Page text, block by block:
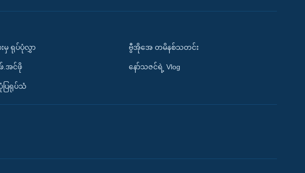
းမှ ရုပ်ပုံလွှာ
.အင်ဖို
ြရုပ်သံ
ဗွီအိုအေ တမိနစ်သတင်း
နော်သဇင်ရဲ့ Vlog